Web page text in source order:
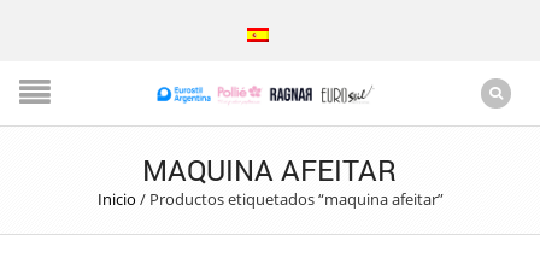
MAQUINA AFEITAR
Inicio / Productos etiquetados “maquina afeitar”